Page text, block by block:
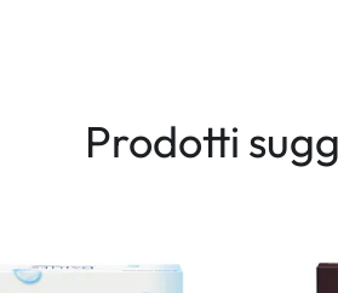
Prodotti